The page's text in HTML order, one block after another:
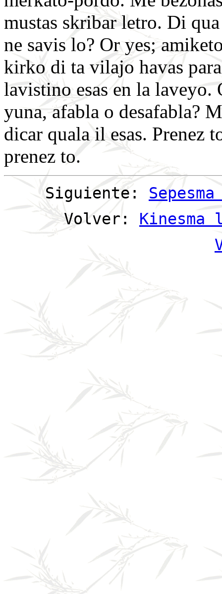
mustas skribar letro. Di
ne savis lo? Or yes;
kirko di ta vilajo havas
lavistino esas en la laveyo.
yuna, afabla o desafabla?
dicar quala il esas. Prenez
prenez to.
Siguiente:
Volver: